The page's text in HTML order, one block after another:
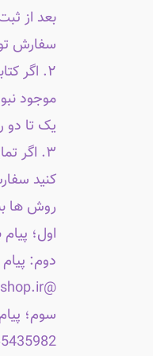
بعد از
سفارش
۲. اگر
موجود
یک تا دو
۳. اگر
کنید
روش ها
اول؛ پیام به
دوم: پیام
@madmolibookshop.ir
سوم؛